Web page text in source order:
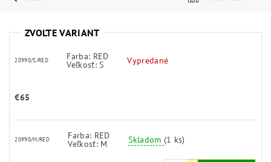
ZVOĽTE VARIANT
20990/S/RED Farba: RED
Veľkosť: S Vypredané
€65
20990/M/RED Farba: RED
Veľkosť: M Skladom (1 ks)